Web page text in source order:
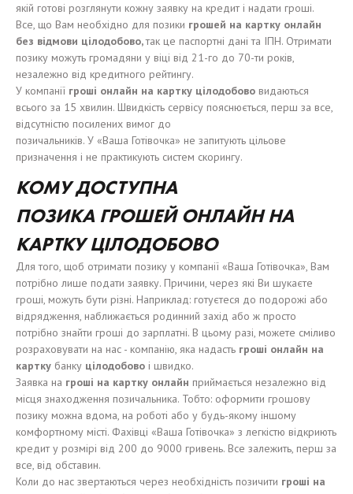
якій готові розглянути кожну заявку на кредит і надати гроші.
Все, що Вам необхідно для позики грошей на картку онлайн
без відмови цілодобово,так це паспортні дані та ІПН. Отримати
позику можуть громадяни у віці від 21-го до 70-ти років,
незалежно від кредитного рейтингу.
У компанії гроші онлайн на картку цілодобово видаються
всього за 15 хвилин. Швидкість сервісу пояснюється, перш за все,
відсутністю посилених вимог до
позичальників. У «Ваша Готівочка» не запитують цільове
призначення і не практикують систем скорингу.
КОМУ ДОСТУПНА
ПОЗИКА ГРОШЕЙОНЛАЙН НА
КАРТКУЦІЛОДОБОВО
Для того, щоб отримати позику у компанії «Ваша Готівочка», Вам
потрібно лише подати заявку. Причини, через які Ви шукаєте
гроші, можуть бути різні. Наприклад: готуєтеся до подорожі або
відрядження, наближається родинний захід або ж просто
потрібно знайти гроші до зарплатні. В цьому разі, можете сміливо
розраховувати на нас - компанію, яка надасть гроші онлайн на
картку банку цілодобово і швидко.
Заявка на гроші на картку онлайн приймається незалежно від
місця знаходження позичальника. Тобто: оформити грошову
позику можна вдома, на роботі або у будь-якому іншому
комфортному місті. Фахівці «Ваша Готівочка» з легкістю відкриють
кредит у розмірі від 200 до 9000 гривень. Все залежить, перш за
все, від обставин.
Коли до нас звертаються через необхідність позичити гроші на